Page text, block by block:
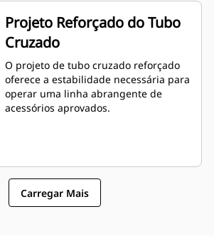
Projeto Reforçado do Tubo
Cruzado
O projeto de tubo cruzado reforçado
oferece a estabilidade necessária para
operar uma linha abrangente de
acessórios aprovados.
Carregar Mais